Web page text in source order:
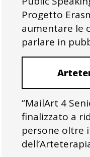
Progetto
aumentare le
parlare in
“MailArt 4
finalizzato a
persone oltre